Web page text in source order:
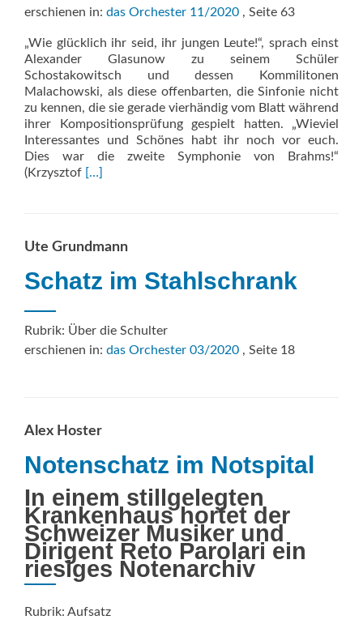
erschienen in: das Orchester 11/2020 , Seite 63
„Wie glücklich ihr seid, ihr jungen Leute!“, sprach einst
Alexander Glasunow zu seinem Schüler
Schostakowitsch und dessen Kommilitonen
Malachowski, als diese offenbarten, die Sinfonie nicht
zu kennen, die sie gerade vierhändig vom Blatt während
ihrer Kompositionsprüfung gespielt hatten. „Wieviel
Interessantes und Schönes habt ihr noch vor euch.
Dies war die zweite Symphonie von Brahms!“
(Krzysztof Read
Music.
Entdeckungen
aus
Schott
[…]
Ute Grundmann
Schatz im Stahlschrank
Rubrik: Über die Schulter
erschienen in: das Orchester 03/2020 , Seite 18
Alex Hoster
Notenschatz im Notspital
In einem stillgelegten
Krankenhaus hortet der
Schweizer Musiker und
Dirigent Reto Parolari ein
riesiges Notenarchiv
Rubrik: Aufsatz